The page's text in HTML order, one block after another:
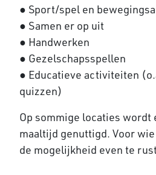
● Sport/spel en
● Samen er op uit
● Handwerken
● Gezelschapsspellen
● Educatieve activiteiten
quizzen)
Op sommige locaties wordt
maaltijd genuttigd. Voor
de mogelijkheid even te